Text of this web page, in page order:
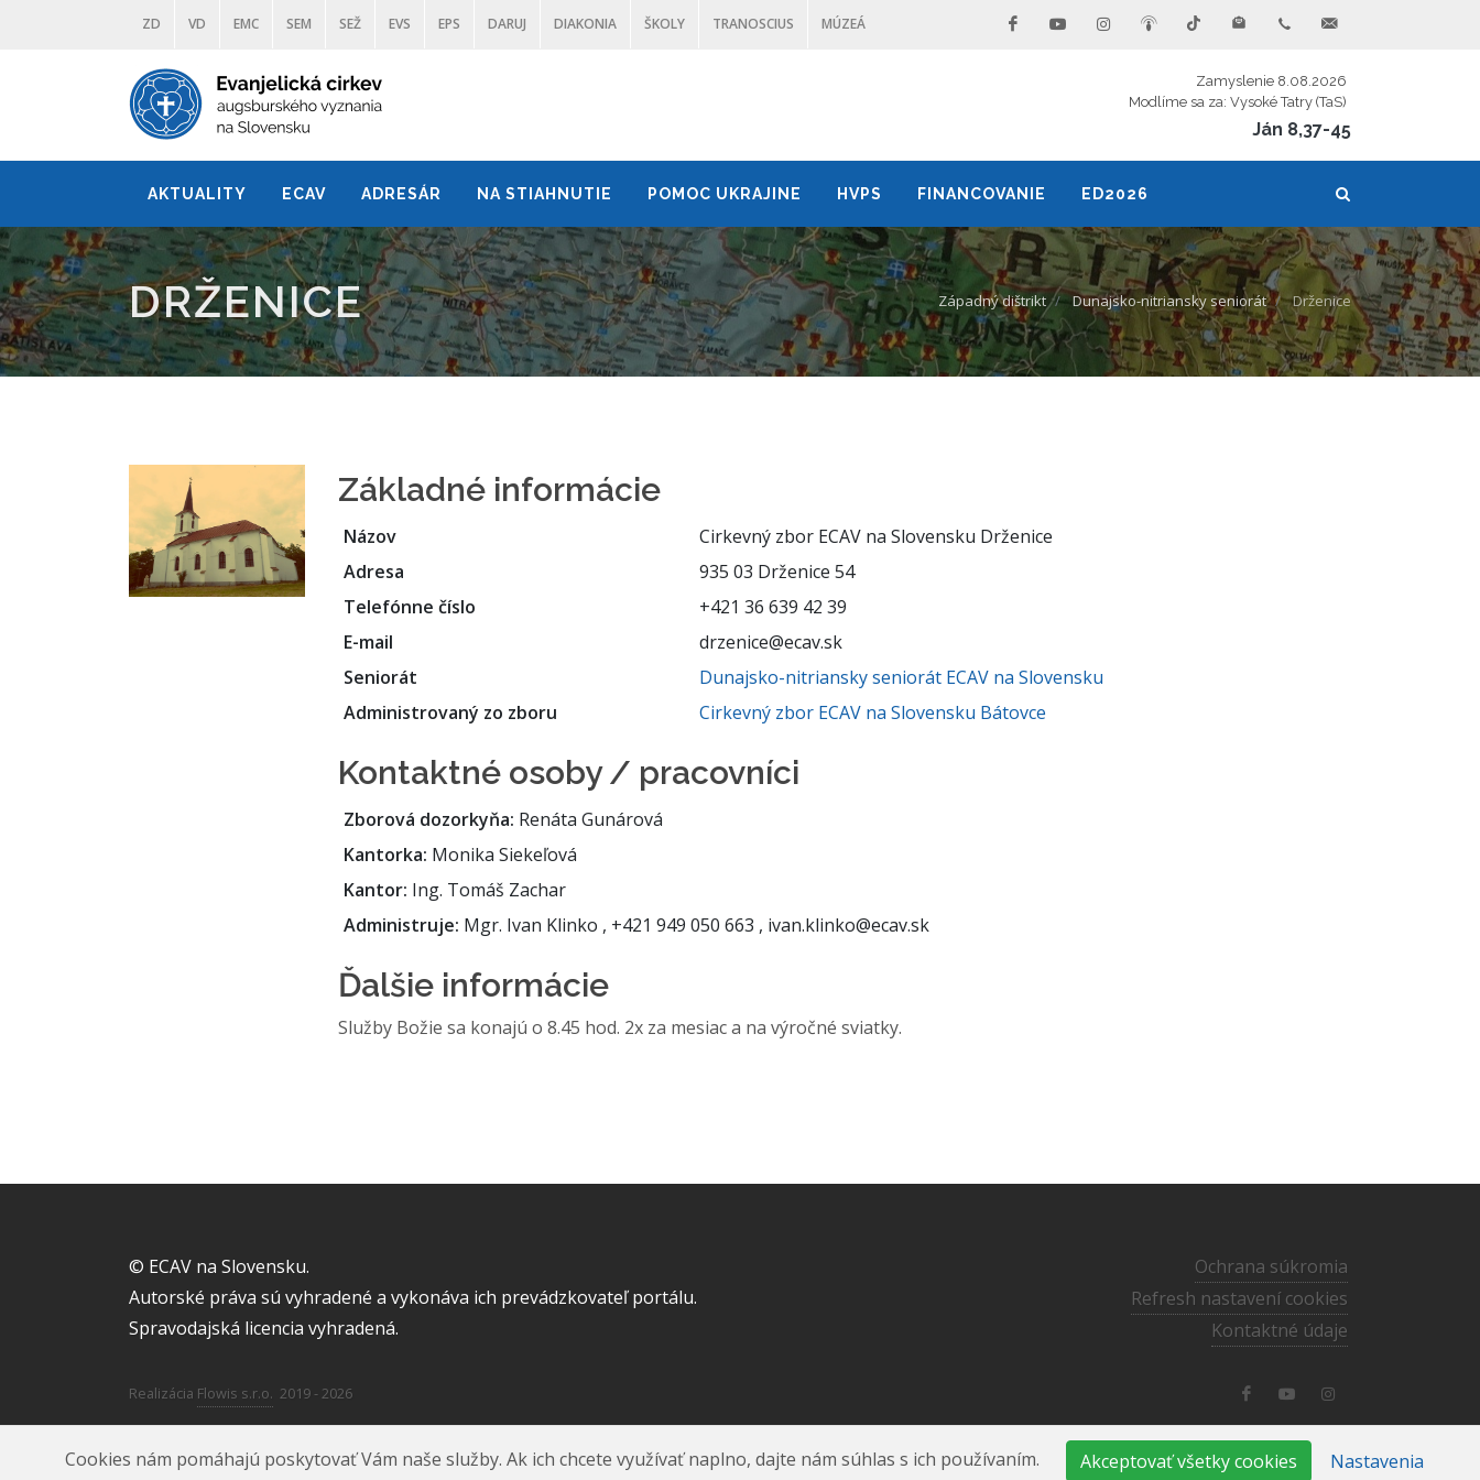
ZD VD EMC SEM SEŽ EVS EPS DARUJ DIAKONIA ŠKOLY TRANOSCIUS MÚZEÁ
Zamyslenie 8.08.2026
Modlíme sa za: Vysoké Tatry (TaS)
Ján 8,37-45
AKTUALITY ECAV ADRESÁR NA STIAHNUTIE POMOC UKRAJINE HVPS FINANCOVANIE ED2026
DRŽENICE Západný dištrikt Dunajsko-nitriansky seniorát Drženice
Základné informácie
Názov
Cirkevný zbor ECAV na Slovensku Drženice
Adresa
935 03 Drženice 54
Telefónne číslo
+421 36 639 42 39
E-mail
drzenice@ecav.sk
Seniorát
Dunajsko-nitriansky seniorát ECAV na Slovensku
Administrovaný zo zboru
Cirkevný zbor ECAV na Slovensku Bátovce
Kontaktné osoby / pracovníci
Zborová dozorkyňa: Renáta Gunárová
Kantorka: Monika Siekeľová
Kantor: Ing. Tomáš Zachar
Administruje: Mgr. Ivan Klinko , +421 949 050 663 , ivan.klinko@ecav.sk
Ďalšie informácie
Služby Božie sa konajú o 8.45 hod. 2x za mesiac a na výročné sviatky.
© ECAV na Slovensku.
Autorské práva sú vyhradené a vykonáva ich prevádzkovateľ portálu.
Spravodajská licencia vyhradená.
Ochrana súkromia
Refresh nastavení cookies
Kontaktné údaje
Realizácia Flowis s.r.o. 2019 - 2026
Cookies nám pomáhajú poskytovať Vám naše služby. Ak ich chcete využívať naplno, dajte nám súhlas s ich používaním.
Akceptovať všetky cookies Nastavenia